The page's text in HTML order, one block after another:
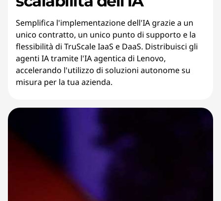
Semplifica l'implementazione dell'IA grazie a un
unico contratto, un unico punto di supporto e la
flessibilità di TruScale IaaS e DaaS. Distribuisci gli
agenti IA tramite l'IA agentica di Lenovo,
accelerando l'utilizzo di soluzioni autonome su
misura per la tua azienda.